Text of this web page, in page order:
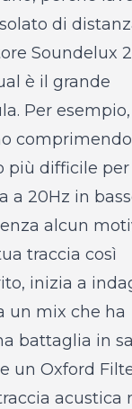
di
Soundelux
è il grande
Per esempio,
comprimendo
più difficile per
a 20Hz in
alcun
traccia così
inizia a
un mix che ha
battaglia in
un Oxford
acustica